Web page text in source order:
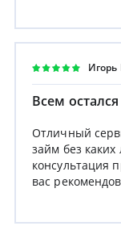
Всем
Отличный
займ без
консультация
вас